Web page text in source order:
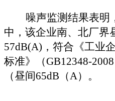
噪声监测结果表明
中，该企业南、北厂界
57dB(A) ， 符合《工业
标准》（GB12348-
（昼间65dB（A）。